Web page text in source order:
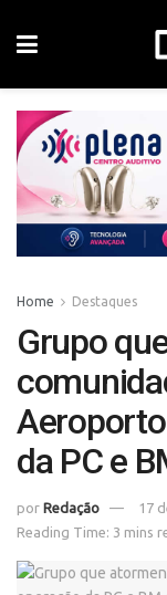
Home Destaques
Grupo
da PC e
por Redação
17
Reading Time: 3 mins